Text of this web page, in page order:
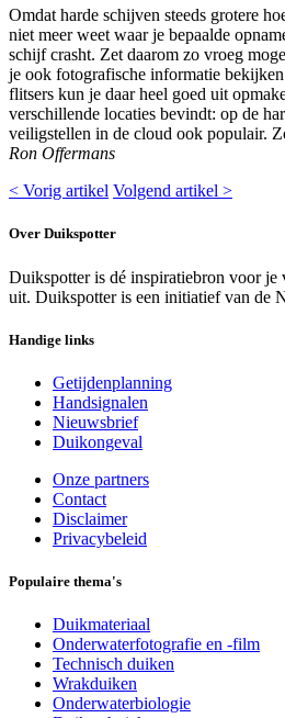
Omdat harde schijven steeds grotere
niet meer weet waar je bepaalde
schijf crasht. Zet daarom zo vroeg
je ook fotografische informatie
flitsers kun je daar heel goed uit
verschillende locaties bevindt: op de
veiligstellen in de cloud ook populair.
Ron Offermans
< Vorig artikel Volgend artikel >
Over Duikspotter
Duikspotter is dé inspiratiebron voor je
uit. Duikspotter is een initiatief van de
Handige links
Getijdenplanning
Handsignalen
Nieuwsbrief
Duikongeval
Onze partners
Contact
Disclaimer
Privacybeleid
Populaire thema's
Duikmateriaal
Onderwaterfotografie en -film
Technisch duiken
Wrakduiken
Onderwaterbiologie